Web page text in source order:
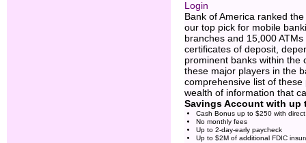
Login
Bank of America ranked
our top pick for mobile
branches and 15,000
certificates of deposit,
prominent banks within the
these major players in the
comprehensive list of
wealth of information that
Savings Account with up
Cash Bonus up to $250 with
No monthly fees
Up to 2-day-early paycheck
Up to $2M of additional FDIC